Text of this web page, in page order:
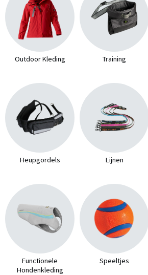
Outdoor Kleding Training
Heupgordels Lijnen
Functionele
Hondenkleding
Speeltjes